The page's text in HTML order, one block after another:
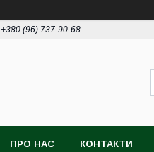
+380 (96) 737-90-68
ПРО НАС КОНТАКТИ